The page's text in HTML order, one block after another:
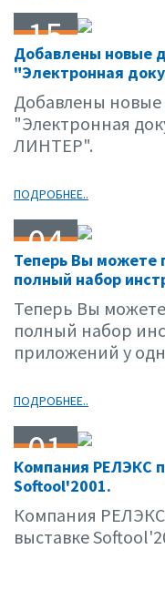
15
10.01
Добавлены новые
"Электронная
Добавлены новые
"Электронная
ЛИНТЕР".
ПОДРОБНЕЕ..
04
10.01
Теперь Вы можете
полный набор
Теперь Вы
полный набор
приложений у
ПОДРОБНЕЕ..
01
10.01
Компания РЕЛЭКС
Softool'2001.
Компания РЕЛЭКС
выставке